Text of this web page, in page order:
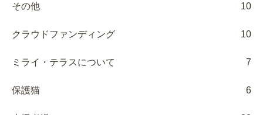
その他 10
クラウドファンディング 10
ミライ・テラスについて 7
保護猫 6